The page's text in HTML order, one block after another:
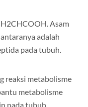
Asam
adalah
pada tubuh.
reaksi metabolisme
metabolisme
pada tubuh.